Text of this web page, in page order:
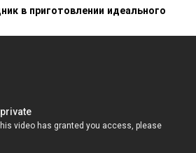
в приготовлении идеального